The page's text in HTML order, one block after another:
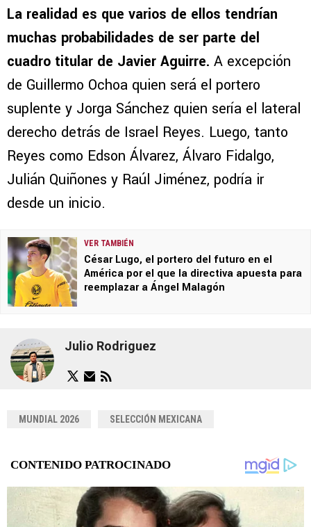
La realidad es que varios de ellos tendrían
muchas probabilidades de ser parte del
cuadro titular de Javier Aguirre. A excepción
de Guillermo Ochoa quien será el portero
suplente y Jorga Sánchez quien sería el lateral
derecho detrás de Israel Reyes. Luego, tanto
Reyes como Edson Álvarez, Álvaro Fidalgo,
Julián Quiñones y Raúl Jiménez, podría ir
desde un inicio.
VER TAMBIÉN
César Lugo, el portero del futuro en el
América por el que la directiva apuesta para
reemplazar a Ángel Malagón
Julio Rodriguez
MUNDIAL 2026 SELECCIÓN MEXICANA